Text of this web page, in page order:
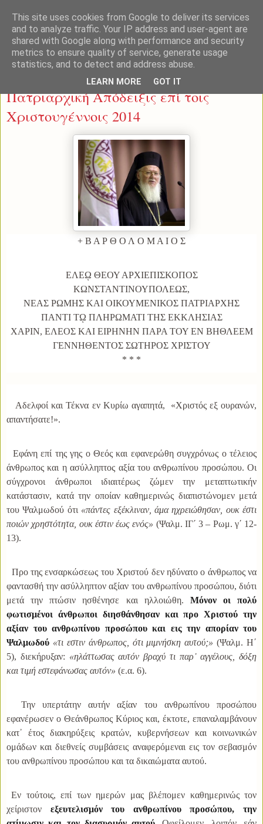
Σάββατο 20 Δεκεμβρίου 2014
Πατριαρχική Απόδειξις επί τοις
Χριστουγέννοις 2014
+ Β Α Ρ Θ Ο Λ Ο Μ Α Ι Ο Σ
ΕΛΕῼ ΘΕΟΥ ΑΡΧΙΕΠΙΣΚΟΠΟΣ
ΚΩΝΣΤΑΝΤΙΝΟΥΠΟΛΕΩΣ,
ΝΕΑΣ ΡΩΜΗΣ ΚΑΙ ΟΙΚΟΥΜΕΝΙΚΟΣ ΠΑΤΡΙΑΡΧΗΣ
ΠΑΝΤΙ Τῼ ΠΛΗΡΩΜΑΤΙ ΤΗΣ ΕΚΚΛΗΣΙΑΣ
ΧΑΡΙΝ, ΕΛΕΟΣ ΚΑΙ ΕΙΡΗΝΗΝ ΠΑΡΑ ΤΟΥ ΕΝ ΒΗΘΛΕΕΜ
ΓΕΝΝΗΘΕΝΤΟΣ ΣΩΤΗΡΟΣ ΧΡΙΣΤΟΥ
* * *
Αδελφοί και Τέκνα εν Κυρίω αγαπητά, «Χριστός εξ ουρανών,
απαντήσατε!».
Εφάνη επί της γης ο Θεός και εφανερώθη συγχρόνως ο τέλειος
άνθρωπος και η ασύλληπτος αξία του ανθρωπίνου προσώπου. Oι
σύγχρονοι άνθρωποι ιδιαιτέρως ζώμεν την μεταπτωτικήν
κατάστασιν, κατά την οποίαν καθημερινώς διαπιστώνομεν μετά
του Ψαλμωδού ότι «πάντες εξέκλιναν, άμα ηχρειώθησαν, ουκ έστι
ποιών χρηστότητα, ουκ έστιν έως ενός» (Ψαλμ. ΙΓ΄ 3 – Ρωμ. γ΄ 12-
13).
Προ της ενσαρκώσεως του Χριστού δεν ηδύνατο ο άνθρωπος να
φαντασθή την ασύλληπτον αξίαν του ανθρωπίνου προσώπου, διότι
μετά την πτώσιν ησθένησε και ηλλοιώθη. Μόνον οι πολύ
φωτισμένοι άνθρωποι διησθάνθησαν και προ Χριστού την
αξίαν του ανθρωπίνου προσώπου και εις την απορίαν του
Ψαλμωδού «τι εστιν άνθρωπος, ότι μιμνήσκη αυτού;» (Ψαλμ. Η΄
5), διεκήρυξαν: «ηλάττωσας αυτόν βραχύ τι παρ᾿ αγγέλους, δόξη
και τιμή εστεφάνωσας αυτόν» (ε.α. 6).
Την υπερτάτην αυτήν αξίαν του ανθρωπίνου προσώπου
εφανέρωσεν ο Θεάνθρωπος Κύριος και, έκτοτε, επαναλαμβάνουν
κατ᾿ έτος διακηρύξεις κρατών, κυβερνήσεων και κοινωνικών
ομάδων και διεθνείς συμβάσεις αναφερόμεναι εις τον σεβασμόν
του ανθρωπίνου προσώπου και τα δικαιώματα αυτού.
Εν τούτοις, επί των ημερών μας βλέπομεν καθημερινώς τον
χείριστον εξευτελισμόν του ανθρωπίνου προσώπου, την
This site uses cookies from Google to deliver its services
and to analyze traffic. Your IP address and user-agent are
shared with Google along with performance and security
metrics to ensure quality of service, generate usage
statistics, and to detect and address abuse.
LEARN MORE GOT IT